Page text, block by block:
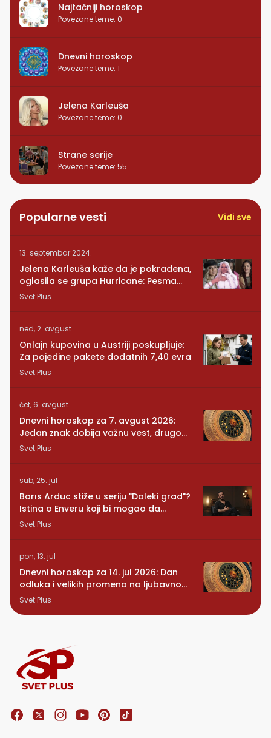
Najtačniji horoskop
Povezane teme: 0
Dnevni horoskop
Povezane teme: 1
Jelena Karleuša
Povezane teme: 0
Strane serije
Povezane teme: 55
Popularne vesti Vidi sve
13. septembar 2024.
Jelena Karleuša kaže da je pokradena,
oglasila se grupa Hurricane: Pesma
RUNDE je naša!
Svet Plus
ned, 2. avgust
Onlajn kupovina u Austriji poskupljuje:
Za pojedine pakete dodatnih 7,40 evra
Svet Plus
čet, 6. avgust
Dnevni horoskop za 7. avgust 2026:
Jedan znak dobija važnu vest, drugom
se vraća osoba iz prošlosti
Svet Plus
sub, 25. jul
Barıs Arduc stiže u seriju "Daleki grad"?
Istina o Enveru koji bi mogao da
promeni sve
Svet Plus
pon, 13. jul
Dnevni horoskop za 14. jul 2026: Dan
odluka i velikih promena na ljubavnom
planu
Svet Plus